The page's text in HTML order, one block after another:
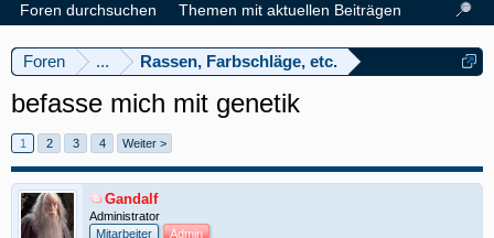
Foren ... Rassen, Farbschläge, etc.
befasse mich mit genetik
1 2 3 4 Weiter >
Gandalf
Administrator
Mitarbeiter
Admin
Foren durchsuchen
Themen mit aktuellen Beiträgen